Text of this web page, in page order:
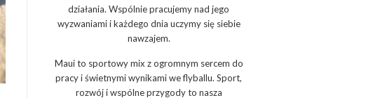
działania. Wspólnie pracujemy nad jego
wyzwaniami i każdego dnia uczymy się siebie
nawzajem.
Maui to sportowy mix z ogromnym sercem do
pracy i świetnymi wynikami we flyballu. Sport,
rozwój i wspólne przygody to nasza